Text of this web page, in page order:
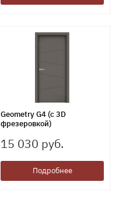
Geometry G4 (с 3D
фрезеровкой)
15 030 руб.
Подробнее